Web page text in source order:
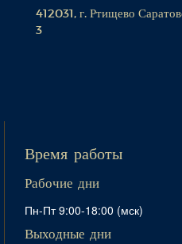
412031, г. Ртищево
3
Время работы
Рабочие дни
Пн-Пт 9:00-18:00 (мск)
Выходные дни